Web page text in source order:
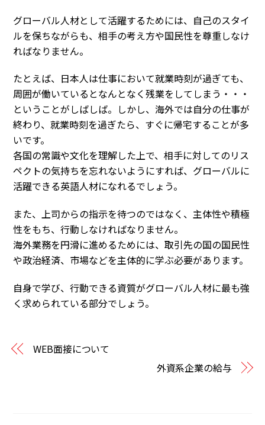
グローバル人材として活躍するためには、自己のスタイ
ルを保ちながらも、相手の考え方や国民性を尊重しなけ
ればなりません。
たとえば、日本人は仕事において就業時刻が過ぎても、
周囲が働いているとなんとなく残業をしてしまう・・・
ということがしばしば。しかし、海外では自分の仕事が
終わり、就業時刻を過ぎたら、すぐに帰宅することが多
いです。
各国の常識や文化を理解した上で、相手に対してのリス
ペクトの気持ちを忘れないようにすれば、グローバルに
活躍できる英語人材になれるでしょう。
また、上司からの指示を待つのではなく、主体性や積極
性をもち、行動しなければなりません。
海外業務を円滑に進めるためには、取引先の国の国民性
や政治経済、市場などを主体的に学ぶ必要があります。
自身で学び、行動できる資質がグローバル人材に最も強
く求められている部分でしょう。
WEB面接について
外資系企業の給与